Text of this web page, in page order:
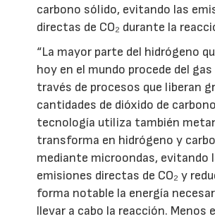
carbono sólido, evitando las
directas de CO₂ durante la
“La mayor parte del hidrógeno
hoy en el mundo procede del
través de procesos que liberan
cantidades de dióxido de
tecnología utiliza también
transforma en hidrógeno y
mediante microondas, evitando
emisiones directas de CO₂ y
forma notable la energía
llevar a cabo la reacción. Menos